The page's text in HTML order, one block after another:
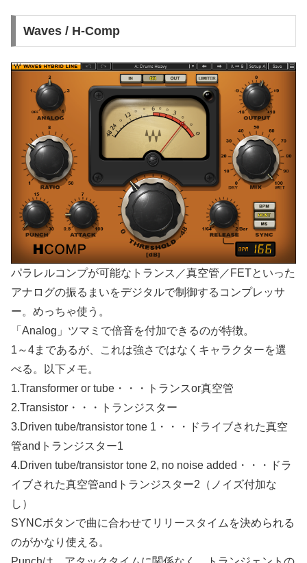
Waves / H-Comp
パラレルコンプが可能なトランス／真空管／FETといった
アナログの振るまいをデジタルで制御するコンプレッサ
ー。めっちゃ使う。
「Analog」ツマミで倍音を付加できるのが特徴。
1～4まであるが、これは強さではなくキャラクターを選
べる。以下メモ。
1.Transformer or tube・・・トランスor真空管
2.Transistor・・・トランジスター
3.Driven tube/transistor tone 1・・・ドライブされた真空
管andトランジスター1
4.Driven tube/transistor tone 2, no noise added・・・ドラ
イブされた真空管andトランジスター2（ノイズ付加な
し）
SYNCボタンで曲に合わせてリリースタイムを決められる
のがかなり使える。